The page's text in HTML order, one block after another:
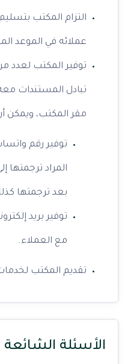
التزام المكتب
عملائه في الموعد
توفير المكتب لعدد
تبادل المستندات
مقر المكتب، ويمكن
توفير رقم
المراد ترجمتها
بعد ترجمتها
توفير بريد
مع العملاء.
تقديم المكتب
الأسئلة الشائعة